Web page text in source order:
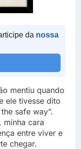
da nossa
mentiu quando
ele tivesse dito
safe way”.
minha cara
entre viver e
chegar.